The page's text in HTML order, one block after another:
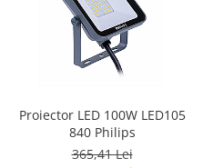
Proiector LED 100W LED105
840 Philips
365,41 Lei